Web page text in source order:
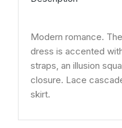
Modern romance.
dress is accented
straps, an illusion
closure. Lace
skirt.